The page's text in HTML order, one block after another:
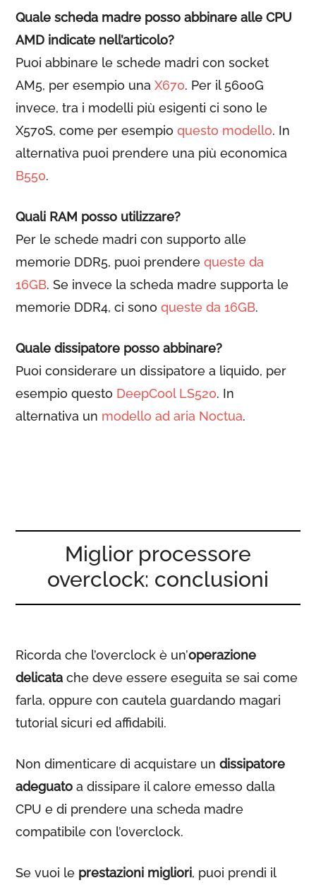
Quale scheda madre posso abbinare alle CPU
AMD indicate nell’articolo?
Puoi abbinare le schede madri con socket
AM5, per esempio unaX670. Per il 5600G
invece, tra i modelli più esigenti ci sono le
X570S, come per esempioquesto modello. In
alternativa puoi prendere una più economica
B550.
Quali RAM posso utilizzare?
Per le schede madri con supporto alle
memorie DDR5, puoi prenderequeste da
16GB. Se invece la scheda madre supporta le
memorie DDR4, ci sonoqueste da 16GB.
Quale dissipatore posso abbinare?
Puoi considerare un dissipatore a liquido, per
esempio questo DeepCool LS520. In
alternativa un modello ad aria Noctua.
Miglior processore
overclock: conclusioni
Ricorda che l’overclock è un’operazione
delicata che deve essere eseguita se sai come
farla, oppure con cautela guardando magari
tutorial sicuri ed affidabili.
Non dimenticare di acquistare undissipatore
adeguato a dissipare il calore emesso dalla
CPU e di prendere una scheda madre
compatibile con l’overclock.
Se vuoi le prestazioni migliori, puoi prendi il